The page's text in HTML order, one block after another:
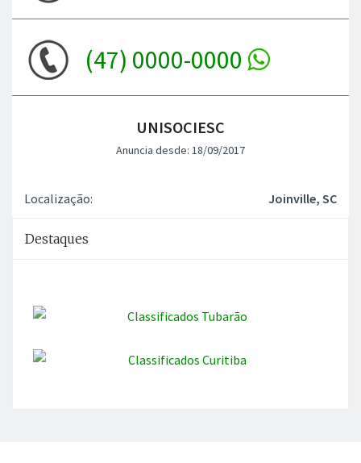
(47) 0000-0000
UNISOCIESC
Anuncia desde: 18/09/2017
Localização: Joinville, SC
Destaques